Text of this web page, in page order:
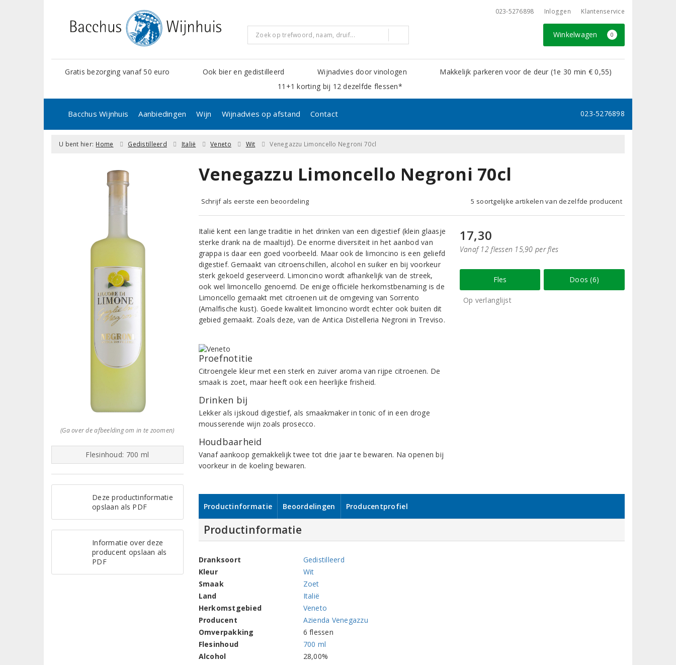
023-5276898 Inloggen Klantenservice
Winkelwagen 0
Gratis bezorging vanaf 50 euro Ook bier en gedistilleerd Wijnadvies door vinologen
Makkelijk parkeren voor de deur (1e 30 min € 0,55)
11+1 korting bij 12 dezelfde flessen*
Bacchus Wijnhuis Aanbiedingen Wijn Wijnadvies op afstand Contact 023-5276898
U bent hier: Home Gedistilleerd Italië Veneto Wit Venegazzu Limoncello Negroni 70cl
(Ga over de afbeelding om in te zoomen)
Flesinhoud: 700 ml
Deze productinformatie
opslaan als PDF
Informatie over deze
producent opslaan als
PDF
Venegazzu Limoncello Negroni 70cl
Schrijf als eerste een beoordeling 5 soortgelijke artikelen van dezelfde producent
Italië kent een lange traditie in het drinken van een digestief (klein glaasje
sterke drank na de maaltijd). De enorme diversiteit in het aanbod van
grappa is daar een goed voorbeeld. Maar ook de limoncino is een geliefd
digestief. Gemaakt van citroenschillen, alcohol en suiker en bij voorkeur
sterk gekoeld geserveerd. Limoncino wordt afhankelijk van de streek,
ook wel limoncello genoemd. De enige officiële herkomstbenaming is de
Limoncello gemaakt met citroenen uit de omgeving van Sorrento
(Amalfische kust). Goede kwaliteit limoncino wordt echter ook buiten dit
gebied gemaakt. Zoals deze, van de Antica Distelleria Negroni in Treviso.
Proefnotitie
Citroengele kleur met een sterk en zuiver aroma van rijpe citroenen. De
smaak is zoet, maar heeft ook een heerlijke frisheid.
Drinken bij
Lekker als ijskoud digestief, als smaakmaker in tonic of in een droge
mousserende wijn zoals prosecco.
Houdbaarheid
Vanaf aankoop gemakkelijk twee tot drie jaar te bewaren. Na openen bij
voorkeur in de koeling bewaren.
17,30
Vanaf 12 flessen 15,90 per fles
Fles Doos (6)
Op verlanglijst
Productinformatie Beoordelingen Producentprofiel
Productinformatie
Dranksoort
Gedistilleerd
Kleur
Wit
Smaak
Zoet
Land
Italië
Herkomstgebied
Veneto
Producent
Azienda Venegazzu
Omverpakking
6 flessen
Flesinhoud
700 ml
Alcohol
28,00%